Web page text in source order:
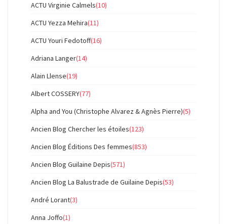
ACTU Virginie Calmels(10)
ACTU Yezza Mehira(11)
ACTU Youri Fedotoff(16)
Adriana Langer(14)
Alain Llense(19)
Albert COSSERY(77)
Alpha and You (Christophe Alvarez & Agnès Pierre)(5)
Ancien Blog Chercher les étoiles(123)
Ancien Blog Éditions Des femmes(853)
Ancien Blog Guilaine Depis(571)
Ancien Blog La Balustrade de Guilaine Depis(53)
André Lorant(3)
Anna Joffo(1)